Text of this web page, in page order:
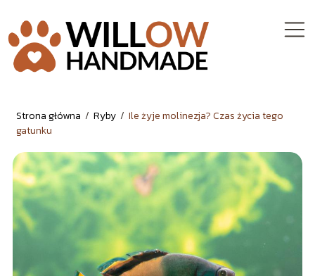
Strona główna / Ryby / Ile żyje molinezja? Czas życia tego
gatunku